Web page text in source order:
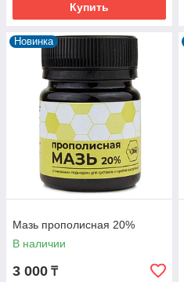
Купить
Новинка
Мазь прополисная 20%
В наличии
3 000 ₸